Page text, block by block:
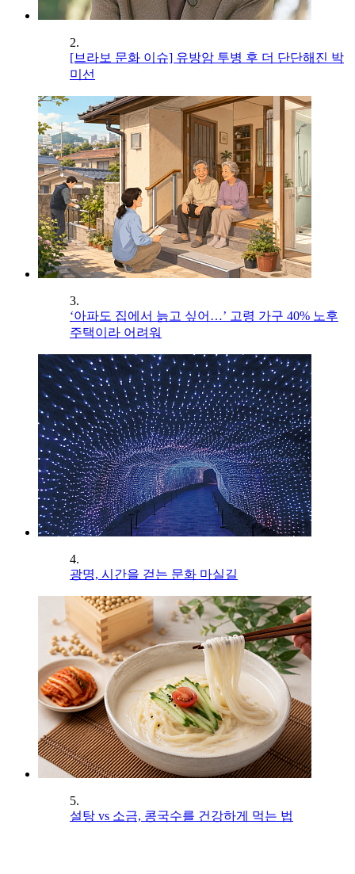
2.
[브라보 문화 이슈] 유방암 투병 후 더 단단해진 박
미선
3.
‘아파도 집에서 늙고 싶어…’ 고령 가구 40% 노후
주택이라 어려워
4.
광명, 시간을 걷는 문화 마실길
5.
설탕 vs 소금, 콩국수를 건강하게 먹는 법